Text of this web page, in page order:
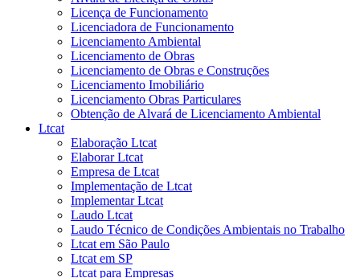
Licença de Funcionamento
Licenciadora de Funcionamento
Licenciamento Ambiental
Licenciamento de Obras
Licenciamento de Obras e Construções
Licenciamento Imobiliário
Licenciamento Obras Particulares
Obtenção de Alvará de Licenciamento Ambiental
Ltcat
Elaboração Ltcat
Elaborar Ltcat
Empresa de Ltcat
Implementação de Ltcat
Implementar Ltcat
Laudo Ltcat
Laudo Técnico de Condições Ambientais no Trabalho
Ltcat em São Paulo
Ltcat em SP
Ltcat para Empresas